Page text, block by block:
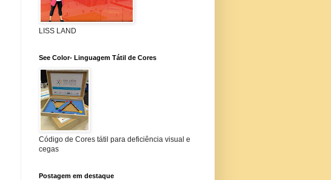
LISS LAND
See Color- Linguagem Tátil de Cores
Código de Cores tátil para deficiência visual e
cegas
Postagem em destaque